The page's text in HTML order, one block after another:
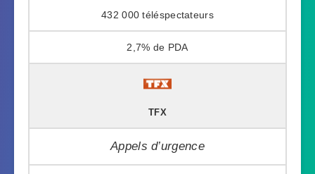
432 000
2,7%
TFX
Appels d’urgence